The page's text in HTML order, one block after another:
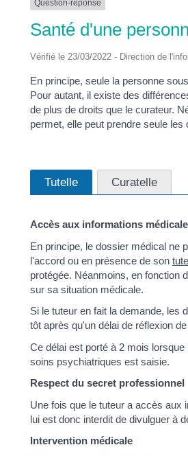
Question-réponse
Santé d'une
Vérifié le 23/03/2022 - Direction de
En principe, seule la personne
Pour autant, il existe des
de plus de droits que le curateur.
permet, elle peut prendre seule
Tutelle Curatelle
Accès aux informations
En principe, le dossier médical ne
l'accord ou en présence de son
protégée. Néanmoins, en fonction
sur sa situation médicale.
Si le tuteur en fait la demande, les
tôt après qu'un délai de réflexion
Ce délai est porté à 2 mois
soins psychiatriques est saisie.
Respect du secret professionnel
Une fois que le tuteur a accès aux
lui est donc interdit de divulguer à
Intervention médicale